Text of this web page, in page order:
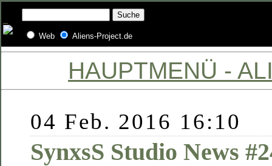
Web Aliens-Project.de
HAUPTMENÜ -
04 Feb. 2016 16:10
SynxsS Studio News